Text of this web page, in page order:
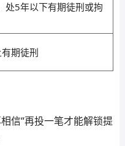
处5年以下有期徒刑或拘
期徒刑
信“再投一笔才能解锁提